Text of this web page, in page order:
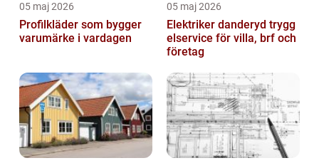
05 maj 2026
Profilkläder som bygger
varumärke i vardagen
05 maj 2026
Elektriker danderyd trygg
elservice för villa, brf och
företag